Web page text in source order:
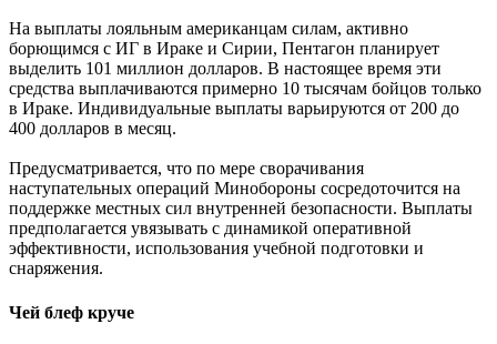
На выплаты лояльным американцам силам, активно
борющимся с ИГ в Ираке и Сирии, Пентагон планирует
выделить 101 миллион долларов. В настоящее время эти
средства выплачиваются примерно 10 тысячам бойцов только
в Ираке. Индивидуальные выплаты варьируются от 200 до
400 долларов в месяц.
Предусматривается, что по мере сворачивания
наступательных операций Минобороны сосредоточится на
поддержке местных сил внутренней безопасности. Выплаты
предполагается увязывать с динамикой оперативной
эффективности, использования учебной подготовки и
снаряжения.
Чей блеф круче